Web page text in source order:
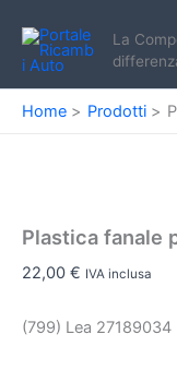
contenuto
La
Home Prodotti
Plastica fanale
22,00 € IVA inclusa
(799) Lea 27189034